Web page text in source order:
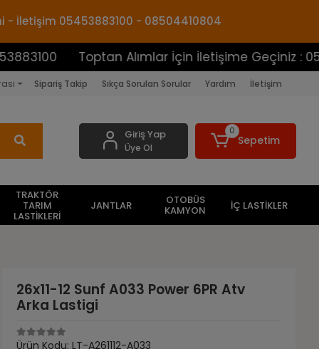
- İletişim 05453883100 - 08504410804
Toptan Alımlar İçin İletişime Geçiniz :
Sipariş Takip Sıkça Sorulan Sorular Yardım İletişim
Giriş Yap
Üye Ol
0
Sepetim
TRAKTÖR
TARIM
LASTİKLERİ
JANTLAR OTOBÜS
KAMYON İÇ LASTİKLER
26x11-12 Sunf A033 Power 6PR Atv
Arka Lastigi
Ürün Kodu:LT-A261112-A033